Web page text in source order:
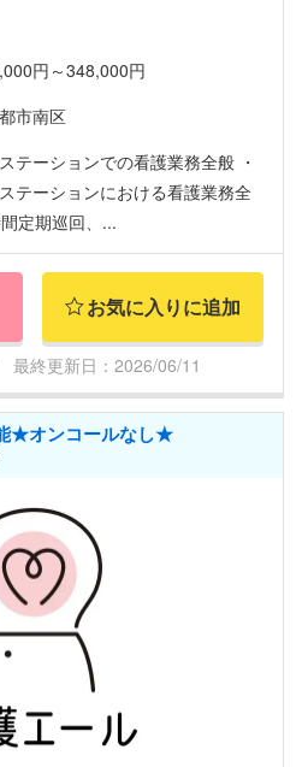
円～348,000円
市南区
テーションでの看護業務全般 ・
テーションにおける看護業務全
定期巡回、...
お気に入りに追加
終更新日：2026/06/11
★オンコールなし★